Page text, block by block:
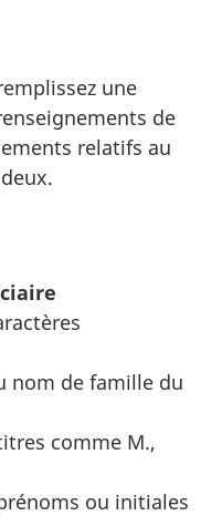
une
de
relatifs au
nom de famille du
comme M.,
ou initiales